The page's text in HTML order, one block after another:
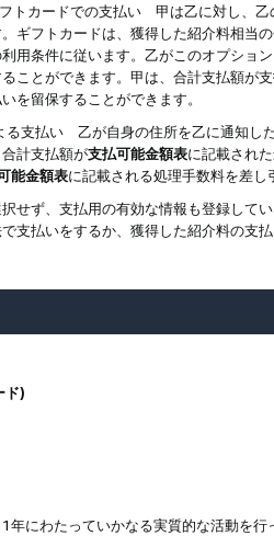
トカードでの支払い 甲は乙に対し、乙
ギフトカードは、獲得した紹介料相当
用条件に従います。乙がこのオプショ
ことができます。甲は、合計支払額が
を留保することができます。
る支払い 乙が自身の住所を乙に通知し
計支払額が支払可能金額表に記載され
能金額表に記載される処理手数料を差し
せず、支払用の有効な情報も登録して
支払いをするか、獲得した紹介料の支
ド)
年にわたっていかなる実質的な活動を